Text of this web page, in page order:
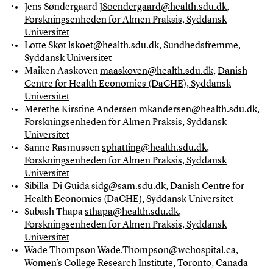
Jens Søndergaard JSoendergaard@health.sdu.dk,
Forskningsenheden for Almen Praksis, Syddansk
Universitet
Lotte Skøtlskoet@health.sdu.dk,Sundhedsfremme,
Syddansk Universitet
Maiken Aaskovenmaaskoven@health.sdu.dk,Danish
Centre for Health Economics (DaCHE), Syddansk
Universitet
Merethe Kirstine Andersenmkandersen@health.sdu.dk,
Forskningsenheden for Almen Praksis, Syddansk
Universitet
Sanne Rasmussensphatting@health.sdu.dk,
Forskningsenheden for Almen Praksis, Syddansk
Universitet
Sibilla Di Guidasidg@sam.sdu.dk,Danish Centre for
Health Economics (DaCHE), Syddansk Universitet
Subash Thapasthapa@health.sdu.dk,
Forskningsenheden for Almen Praksis, Syddansk
Universitet
Wade Thompson Wade.Thompson@wchospital.ca,
Women’s College Research Institute, Toronto, Canada